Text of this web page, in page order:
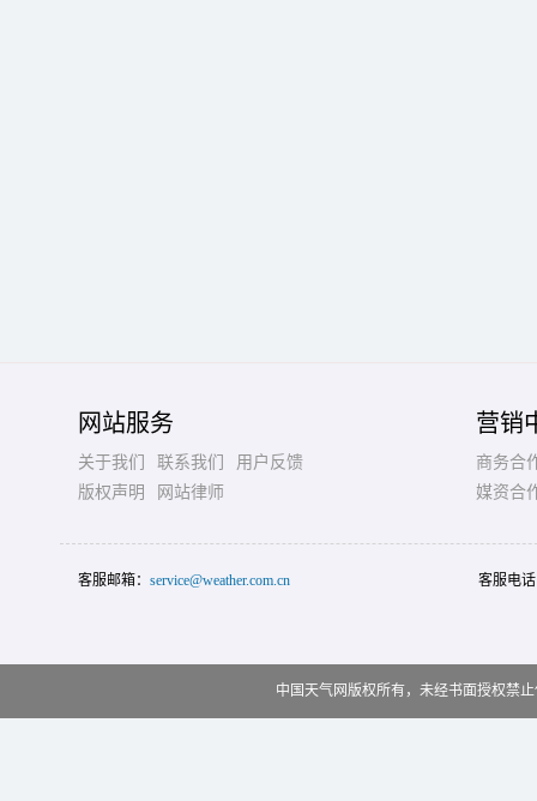
网站服务
关于我们 联系我们
用户反馈
版权声明
网站律师
营销
商务合
媒资合
客服邮箱： service@weather.com.cn 客服电
中国天气网版权所有，未经书面授权